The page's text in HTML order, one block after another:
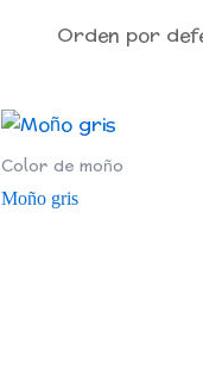
Color de moño
Moño gris